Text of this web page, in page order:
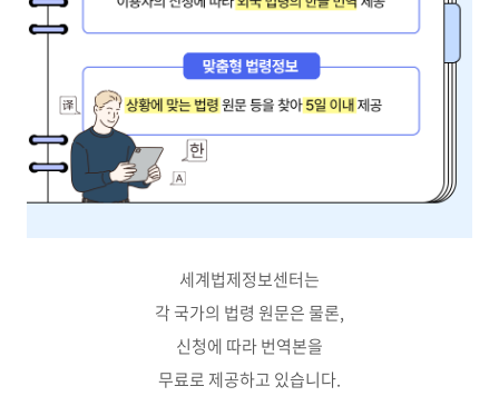
세계법제정보센터는
각 국가의 법령 원문은 물론,
신청에 따라 번역본을
무료로 제공하고 있습니다.